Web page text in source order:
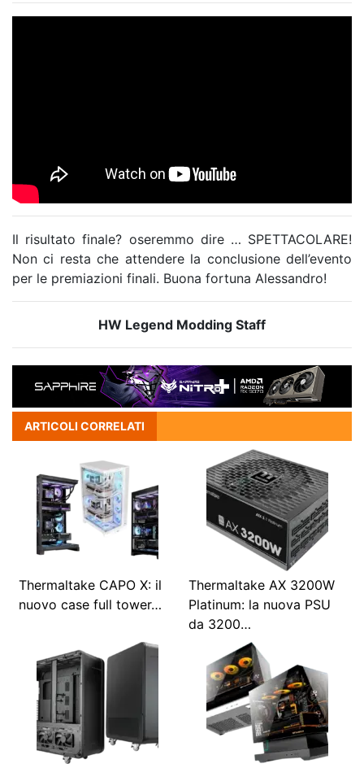
Il risultato finale? oseremmo dire … SPETTACOLARE!
Non ci resta che attendere la conclusione dell’evento
per le premiazioni finali. Buona fortuna Alessandro!
HW Legend Modding Staff
ARTICOLI CORRELATI
Thermaltake CAPO X: il
nuovo case full tower…
Thermaltake AX 3200W
Platinum: la nuova PSU
da 3200…